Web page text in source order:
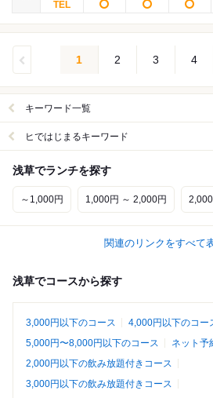
1 2 3 4
キーワード一覧
ヒではじまるキーワード
浅草でランチを探す
～1,000円 1,000円 ～ 2,000円
関連のリンクをすべて
浅草でコースから探す
3,000円以下のコース
4,000円以下のコー
5,000円〜8,000円以下のコース
ネット予
2,000円以下の飲み放題付きコース
3,000円以下の飲み放題付きコース